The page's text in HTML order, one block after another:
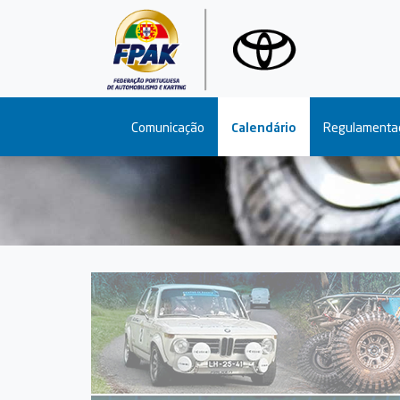
Comunicação Calendário